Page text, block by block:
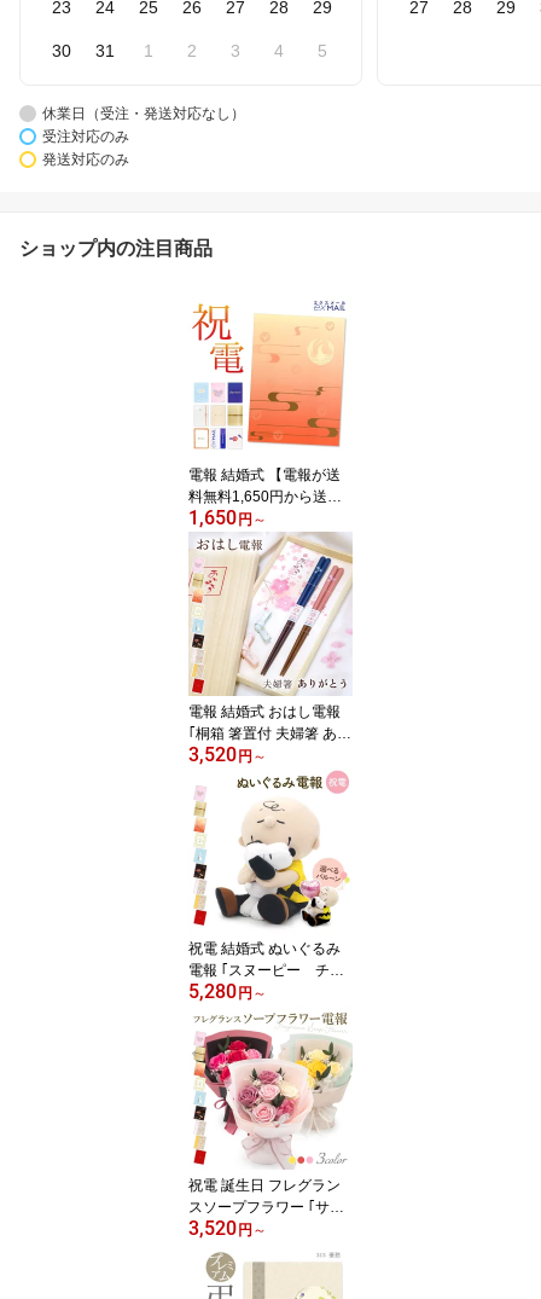
23 24 25 26 27 28 29
30 31 1 2 3 4 5
27 28 29
休業日（受注・発送対応なし）
受注対応のみ
発送対応のみ
ショップ内の注目商品
電報 結婚式 【電報が送
料無料1,650円から送れ
る！】｢電報屋のエクス
メール｣のお祝い・一般
電報（紙素材カード台
紙）祝電 結婚式 文例 例
文 メッセージ 結婚祝い
誕生日 プレゼント 敬老
の日 2026 暑中見舞い 長
寿祝い お見舞い 演奏会
即日発送 翌日配達
1,650 円 ～
電報 結婚式 おはし電報
｢桐箱 箸置付 夫婦箸 あり
がとう｣と電報セット 送
料無料 お祝い ギフト 祝
電 結婚記念日 文例 メッ
セージ 誕生日 プレゼン
ト 結婚内祝い 出産内祝
い 引っ越し 内祝い 退職
祝い お箸 ペアセット 天
然木製 日本製 食洗機対
応 即日発送 翌日配達
3,520 円 ～
祝電 結婚式 ぬいぐるみ
電報 ｢スヌーピー チャ
ーリー・ブラウン ハグぬ
いぐるみ｣と電報セット
送料無料 お祝い ギフト
選べるバルーン 電報 誕
生日 文例 メッセージ プ
レゼント 敬老の日 暑中
見舞い 贈り物 かわいい
PEANUTS 即日発送 翌日
配達
5,280 円 ～
祝電 誕生日 フレグラン
スソープフラワー ｢サン
クス・フルール ｣と電報
セット 送料無料 花束 ブ
ーケ シャボンフラワー
ピンク 造花 おしゃれ か
3,520 円 ～